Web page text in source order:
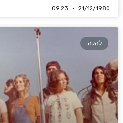
21/12/1980
להקה